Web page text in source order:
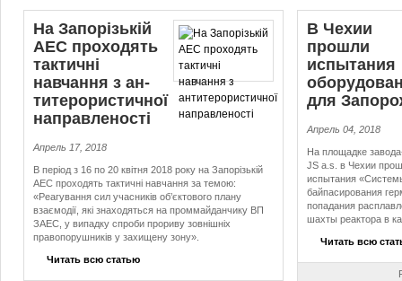
На Запорізькій
АЕС проходять
тактичні
навчання з ан­
ти­те­ро­ри­стич­ної
направленості
Апрель 17, 2018
В період з 16 по 20 квітня 2018 року на Запорізькій
АЕС проходять тактичні навчання за темою:
«Реагування сил учасників об’єктового плану
взаємодії, які знаходяться на проммайданчику ВП
ЗАЕС, у випадку спроби прориву зовнішніх
правопорушників у захищену зону».
Читать всю статью
В Чехии
прошли
испытания
для
Апрель 04, 2018
На площадке
JS a.s. в Чехии
испытания
байпасирования
попадания
шахты реактора в
Читать всю